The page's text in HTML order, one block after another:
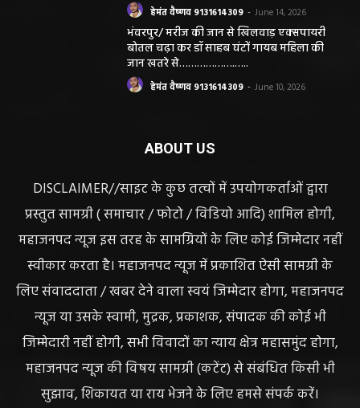
हेमंत वैष्णव 9131614309 - June 14, 2026
भंवरपुर/ मरीज की जान से खिलवाड़ एक्सपायरी
बोतल चढ़ा कर डॉ साहब घंटों गायब महिला की
जान खतरे से……………….…..
हेमंत वैष्णव 9131614309 - June 10, 2026
ABOUT US
DISCLAIMER//साइट के कुछ तत्वों में उपयोगकर्ताओं द्वारा
प्रस्तुत सामग्री ( समाचार / फोटो / विडियो आदि) शामिल होगी,
महाजनपद न्यूज इस तरह के सामग्रियों के लिए कोई जिम्मेदार नहीं
स्वीकार करता है। महाजनपद न्यूज में प्रकाशित ऐसी सामग्री के
लिए संवाददाता / खबर देने वाला स्वयं जिम्मेदार होगा, महाजनपद
न्यूज या उसके स्वामी, मुद्रक, प्रकाशक, संपादक की कोई भी
जिम्मेदारी नहीं होगी, सभी विवादों का न्याय क्षेत्र महासमुंद होगा,
महाजनपद न्यूज की विषय सामग्री (कटेंट) से संबंधित किसी भी
सुझाव, शिकायत या राय भेजने के लिए हमसे संपर्क करें।